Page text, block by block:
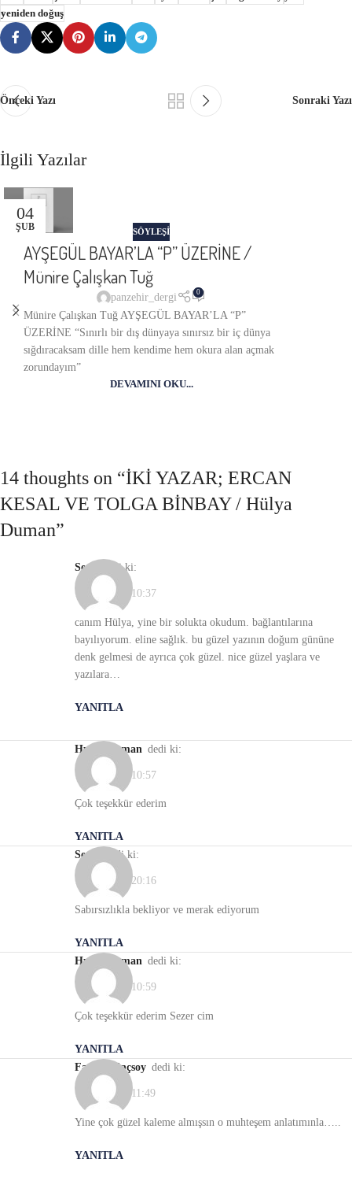
yeniden doğuş
Önceki Yazı Sonraki Yazı
İlgili Yazılar
04
ŞUB SÖYLEŞİ
AYŞEGÜL BAYAR’LA “P” ÜZERİNE /
Münire Çalışkan Tuğ
panzehir_dergi 0
Münire Çalışkan Tuğ AYŞEGÜL BAYAR’LA “P”
ÜZERİNE “Sınırlı bir dış dünyaya sınırsız bir iç dünya
sığdıracaksam dille hem kendime hem okura alan açmak
zorundayım”
DEVAMINI OKU...
14 thoughts on “İKİ YAZAR; ERCAN
KESAL VE TOLGA BİNBAY / Hülya
Duman”
sevil dedi ki:
17/01/2022, 10:37
canım Hülya, yine bir solukta okudum. bağlantılarına
bayılıyorum. eline sağlık. bu güzel yazının doğum gününe
denk gelmesi de ayrıca çok güzel. nice güzel yaşlara ve
yazılara…
YANITLA
Hulya Duman dedi ki:
18/01/2022, 10:57
Çok teşekkür ederim
YANITLA
Sezer
dedi ki:
17/01/2022, 20:16
Sabırsızlıkla bekliyor ve merak ediyorum
YANITLA
Hulya Duman dedi ki:
18/01/2022, 10:59
Çok teşekkür ederim Sezer cim
YANITLA
Fatma Dinçsoy dedi ki:
18/01/2022, 11:49
Yine çok güzel kaleme almışsın o muhteşem anlatımınla…..
YANITLA